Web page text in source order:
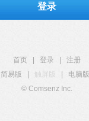
登录
首页 登录
注册
简易版
触屏版 电脑版
© Comsenz Inc.